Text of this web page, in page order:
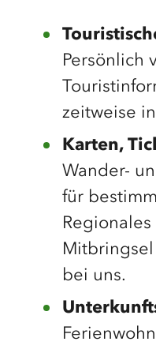
Persönlich
zeitweise in
Karten,
Wander-
für
bei uns.